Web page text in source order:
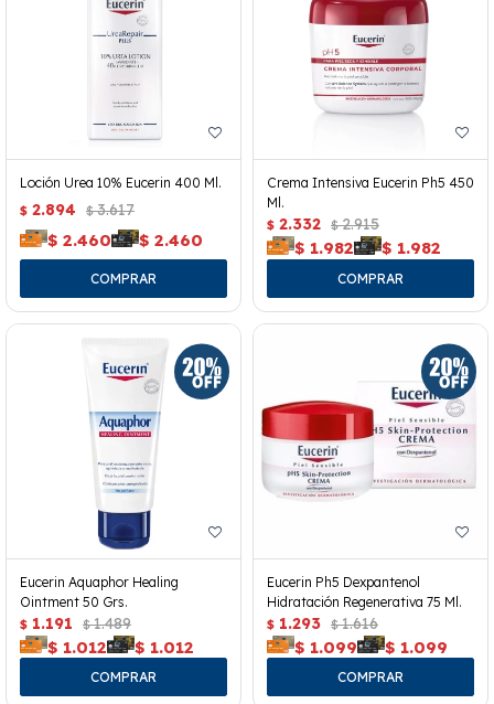
Loción Urea 10% Eucerin 400 Ml.
$ 2.894 $ 3.617
$ 2.460 $ 2.460
Crema Intensiva Eucerin Ph5 450
Ml.
$ 2.332 $ 2.915
$ 1.982 $ 1.982
Eucerin Aquaphor Healing
Ointment 50 Grs.
$ 1.191 $ 1.489
$ 1.012 $ 1.012
Eucerin Ph5 Dexpantenol
Hidratación Regenerativa 75 Ml.
$ 1.293 $ 1.616
$ 1.099 $ 1.099